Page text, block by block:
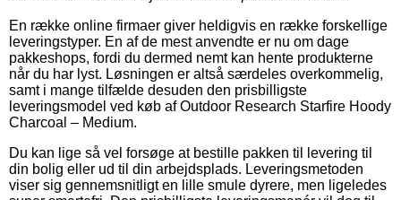
En række online firmaer giver heldigvis en række forskellige
leveringstyper. En af de mest anvendte er nu om dage
pakkeshops, fordi du dermed nemt kan hente produkterne
når du har lyst. Løsningen er altså særdeles overkommelig,
samt i mange tilfælde desuden den prisbilligste
leveringsmodel ved køb af Outdoor Research Starfire Hoody
Charcoal – Medium.
Du kan lige så vel forsøge at bestille pakken til levering til
din bolig eller ud til din arbejdsplads. Leveringsmetoden
viser sig gennemsnitligt en lille smule dyrere, men ligeledes